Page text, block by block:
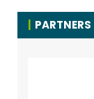
PARTNERS